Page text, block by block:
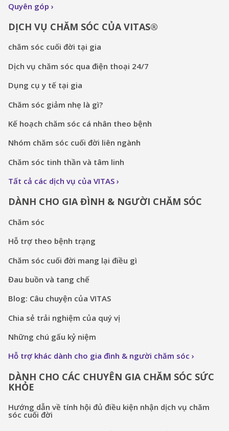
Quyên góp
DỊCH VỤ CHĂM SÓC CỦA VITAS®
chăm sóc cuối đời tại gia
Dịch vụ chăm sóc qua điện thoại 24/7
Dụng cụ y tế tại gia
Chăm sóc giảm nhẹ là gì?
Kế hoạch chăm sóc cá nhân theo bệnh
Nhóm chăm sóc cuối đời liên ngành
Chăm sóc tinh thần và tâm linh
Tất cả các dịch vụ của VITAS
DÀNH CHO GIA ĐÌNH & NGƯỜI CHĂM SÓC
Chăm sóc
Hỗ trợ theo bệnh trạng
Chăm sóc cuối đời mang lại điều gì
Đau buồn và tang chế
Blog: Câu chuyện của VITAS
Chia sẻ trải nghiệm của quý vị
Những chú gấu kỷ niệm
Hỗ trợ khác dành cho gia đình & người chăm sóc
DÀNH CHO CÁC CHUYÊN GIA CHĂM SÓC SỨC
KHỎE
Hướng dẫn về tính hội đủ điều kiện nhận dịch vụ chăm
sóc cuối đời